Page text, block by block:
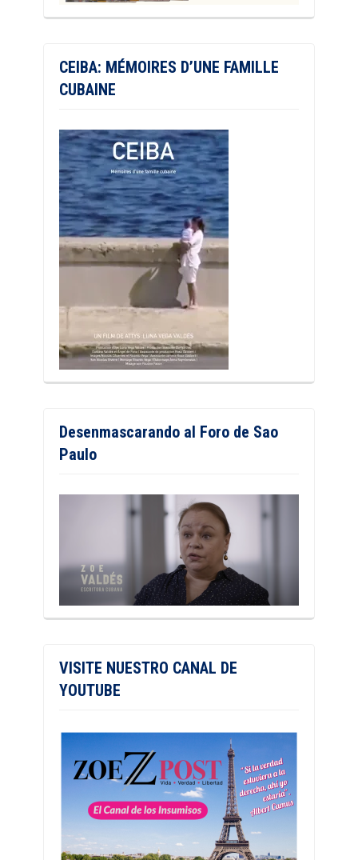
CEIBA: MÉMOIRES D’UNE FAMILLE
CUBAINE
Desenmascarando al Foro de Sao
Paulo
VISITE NUESTRO CANAL DE
YOUTUBE